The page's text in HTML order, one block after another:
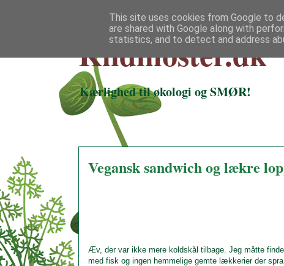
Klidmoster.dk
Kærlighed til økologi og SMØR!
Vegansk sandwich og lækre
Æv, der var ikke mere koldskål tilbage. Jeg måtte
med fisk og ingen hemmelige gemte lækkerier der
This site uses cookies from Google to
are shared with Google along with
statistics, and to detect and address